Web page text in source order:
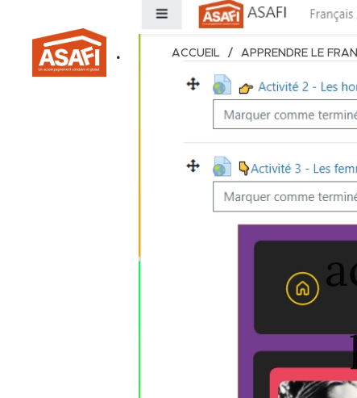
. ACCUEIL APPRENDRE LE